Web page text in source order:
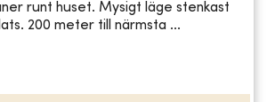
runt huset. Mysigt läge stenkast
200 meter till närmsta ...